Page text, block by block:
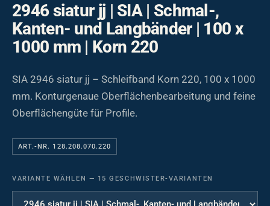
2946 siatur jj | SIA | Schmal-,
Kanten- und Langbänder | 100 x
1000 mm | Korn 220
SIA 2946 siatur jj – Schleifband Korn 220, 100 x 1000
mm. Konturgenaue Oberflächenbearbeitung und feine
Oberflächengüte für Profile.
ART.-NR. 128.208.070.220
VARIANTE WÄHLEN — 15 GESCHWISTER-VARIANTEN